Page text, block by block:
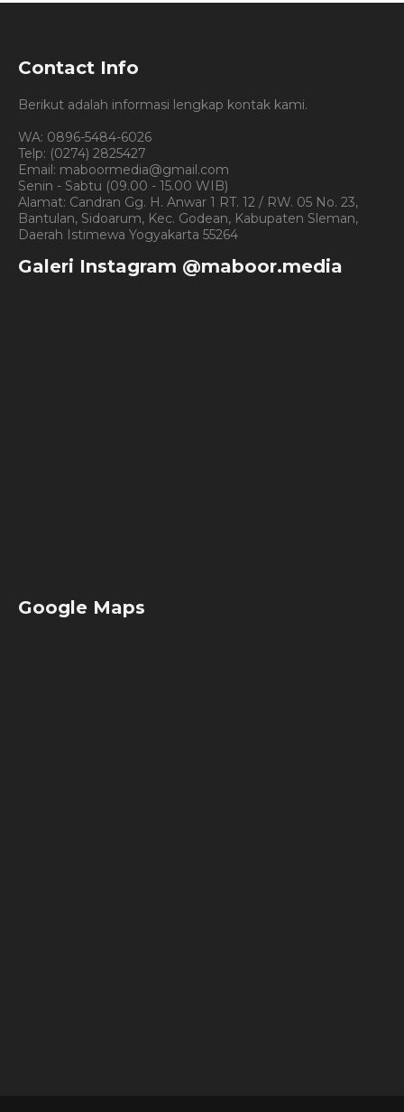
Contact Info
Berikut adalah informasi lengkap kontak kami.
WA: 0896-5484-6026
Telp: (0274) 2825427
Email: maboormedia@gmail.com
Senin - Sabtu (09.00 - 15.00 WIB)
Alamat: Candran Gg. H. Anwar 1 RT. 12 / RW. 05 No. 23,
Bantulan, Sidoarum, Kec. Godean, Kabupaten Sleman,
Daerah Istimewa Yogyakarta 55264
Galeri Instagram @maboor.media
Google Maps